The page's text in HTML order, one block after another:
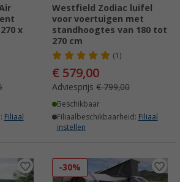
x
Filiaal
Westfield Zodiac luifel
voor voertuigen met
standhoogtes van 180 tot
270 cm
(1)
€ 579,00
Adviesprijs € 799,00
Beschikbaar
Filiaalbeschikbaarheid: Filiaal
instellen
-30%